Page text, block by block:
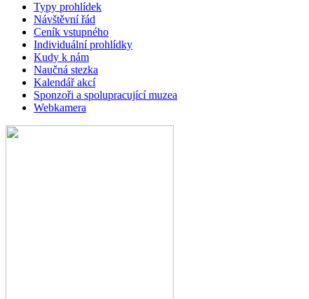
Typy prohlídek
Návštěvní řád
Ceník vstupného
Individuální prohlídky
Kudy k nám
Naučná stezka
Kalendář akcí
Sponzoři a spolupracující muzea
Webkamera